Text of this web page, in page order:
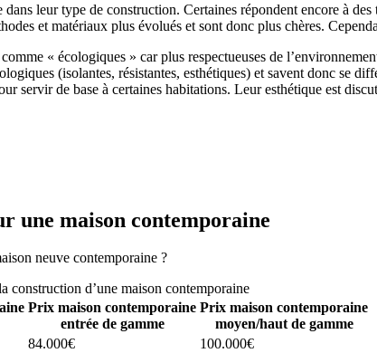
leur type de construction. Certaines répondent encore à
et matériaux plus évolués et sont donc plus chères.
« écologiques » car plus respectueuses de
(isolantes, résistantes, esthétiques) et savent donc se
servir de base à certaines habitations. Leur esthétique est
une maison contemporaine
neuve contemporaine ?
construction d’une maison contemporaine
Prix maison contemporaine
entrée de gamme
Prix maison contemporaine
moyen/haut de gamme
84.000€
100.000€